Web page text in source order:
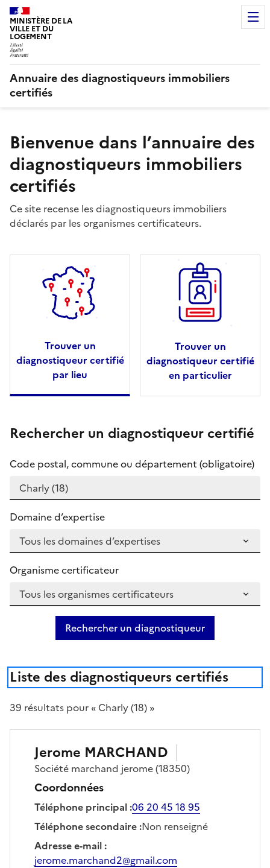
MINISTÈRE DE LA
VILLE ET DU
LOGEMENT
Annuaire des diagnostiqueurs immobiliers
certifiés
Bienvenue dans l’annuaire des
diagnostiqueurs immobiliers
certifiés
Ce site recense les diagnostiqueurs immobiliers
déclarés par les organismes certificateurs.
Trouver un
diagnostiqueur certifié
par lieu
Trouver un
diagnostiqueur certifié
en particulier
Rechercher un diagnostiqueur certifié
Code postal, commune ou département (obligatoire)
Domaine d’expertise
Organisme certificateur
Rechercher un diagnostiqueur
Liste des diagnostiqueurs certifiés
39 résultats pour « Charly (18) »
Jerome MARCHAND
Société marchand jerome(18350)
Coordonnées
Téléphone principal:06 20 45 18 95
Téléphone secondaire:Non renseigné
Adresse e-mail:
jerome.marchand2@gmail.com